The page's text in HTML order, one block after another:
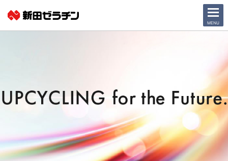
CLOSE
MENU
事業紹介